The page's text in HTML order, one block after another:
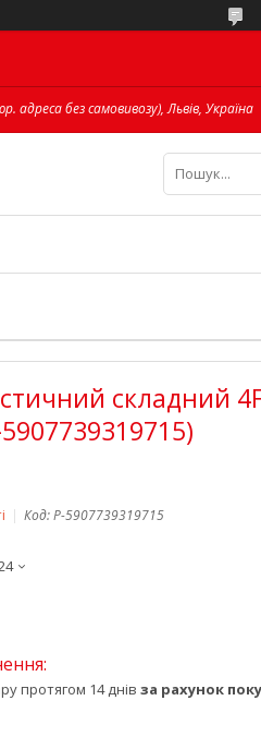
адреса без самовивозу), Львів, Україна
складний
Код:P-5907739319715
протягом 14 днів за рахунок